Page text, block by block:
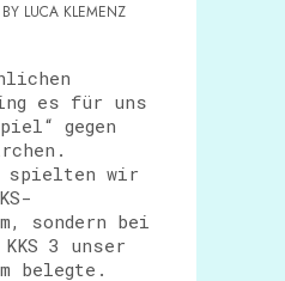
LUCA KLEMENZ
es für uns
gegen
spielten wir
sondern bei
3 unser
belegte.